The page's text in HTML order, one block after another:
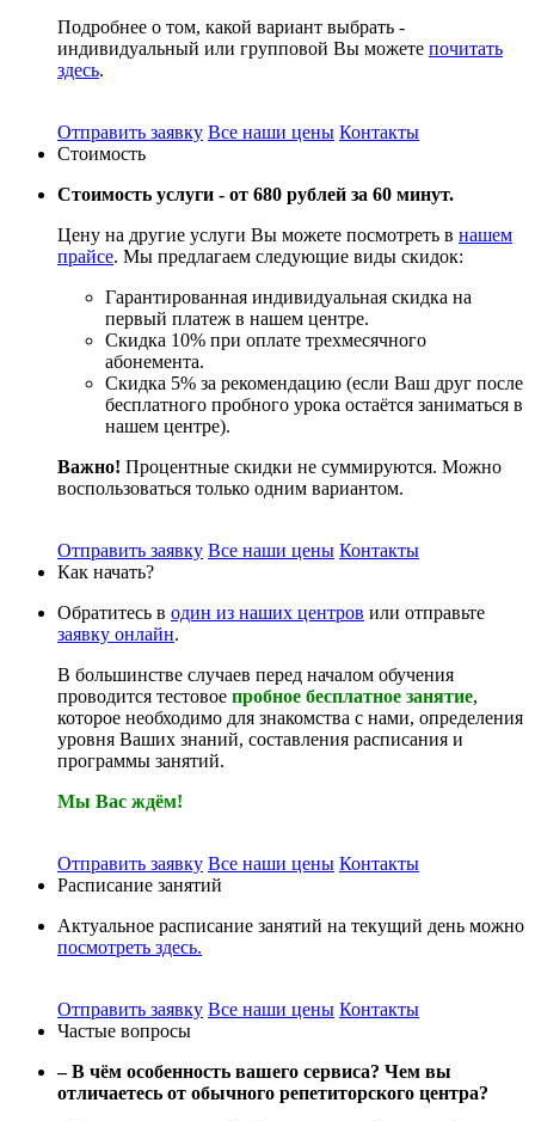
Подробнее о том, какой вариант выбрать -
индивидуальный или групповой Вы можете почитать
здесь.
Отправить заявку Все наши цены Контакты
Стоимость
Стоимость услуги - от 680 рублей за 60 минут.
Цену на другие услуги Вы можете посмотреть в нашем
прайсе. Мы предлагаем следующие виды скидок:
Гарантированная индивидуальная скидка на
первый платеж в нашем центре.
Скидка 10% при оплате трехмесячного
абонемента.
Скидка 5% за рекомендацию (если Ваш друг после
бесплатного пробного урока остаётся заниматься в
нашем центре).
Важно! Процентные скидки не суммируются. Можно
воспользоваться только одним вариантом.
Отправить заявку Все наши цены Контакты
Как начать?
Обратитесь в один из наших центров или отправьте
заявку онлайн.
В большинстве случаев перед началом обучения
проводится тестовое пробное бесплатное занятие,
которое необходимо для знакомства с нами, определения
уровня Ваших знаний, составления расписания и
программы занятий.
Мы Вас ждём!
Отправить заявку Все наши цены Контакты
Расписание занятий
Актуальное расписание занятий на текущий день можно
посмотреть здесь.
Отправить заявку Все наши цены Контакты
Частые вопросы
– В чём особенность вашего сервиса? Чем вы
отличаетесь от обычного репетиторского центра?